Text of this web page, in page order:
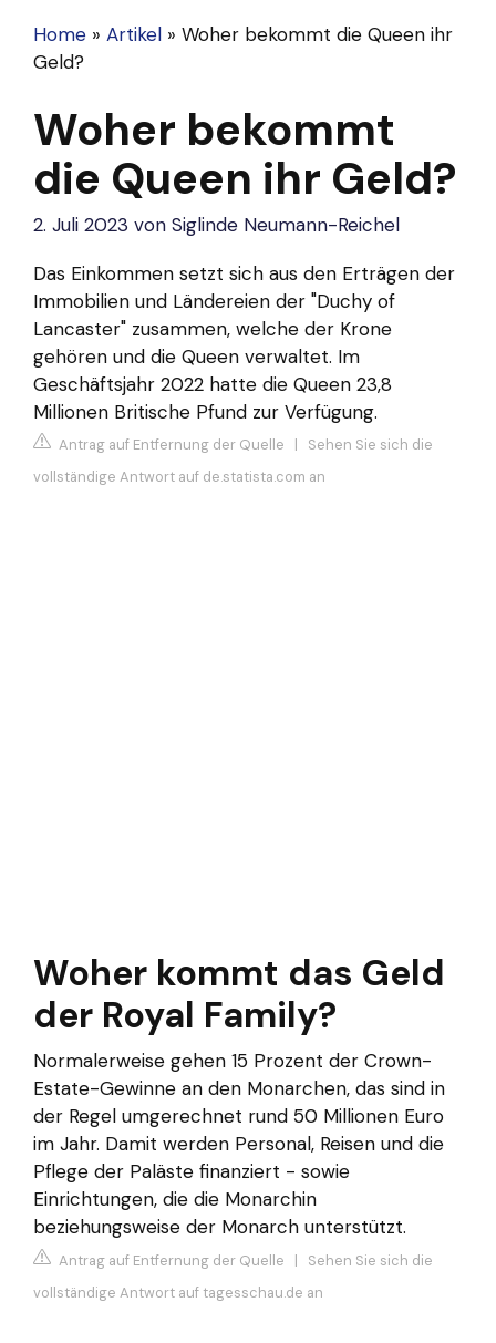
Home » Artikel » Woher bekommt die Queen ihr
Geld?
Woher bekommt
die Queen ihr Geld?
2. Juli 2023 von Siglinde Neumann-Reichel
Das Einkommen setzt sich aus den Erträgen der
Immobilien und Ländereien der "Duchy of
Lancaster" zusammen, welche der Krone
gehören und die Queen verwaltet. Im
Geschäftsjahr 2022 hatte die Queen 23,8
Millionen Britische Pfund zur Verfügung.
Antrag auf Entfernung der Quelle | Sehen Sie sich die
vollständige Antwort auf de.statista.com an
Woher kommt das Geld
der Royal Family?
Normalerweise gehen 15 Prozent der Crown-
Estate-Gewinne an den Monarchen, das sind in
der Regel umgerechnet rund 50 Millionen Euro
im Jahr. Damit werden Personal, Reisen und die
Pflege der Paläste finanziert - sowie
Einrichtungen, die die Monarchin
beziehungsweise der Monarch unterstützt.
Antrag auf Entfernung der Quelle | Sehen Sie sich die
vollständige Antwort auf tagesschau.de an